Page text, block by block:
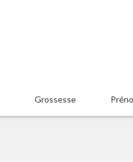
Grossesse